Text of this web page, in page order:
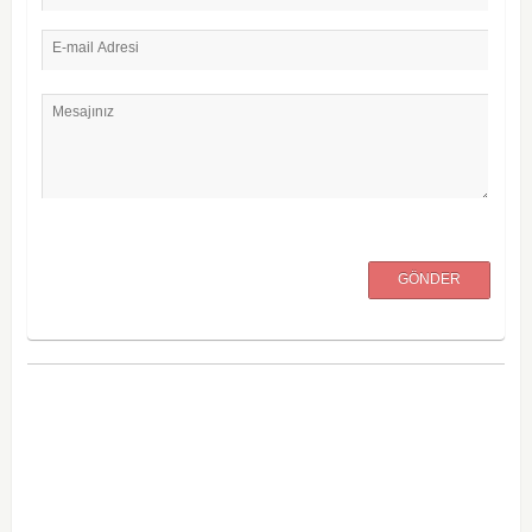
E-mail Adresi
Mesajınız
GÖNDER